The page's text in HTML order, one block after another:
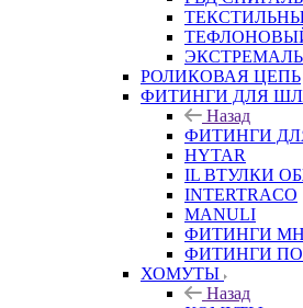
РОЛИКОВАЯ ЦЕПЬ
ФИТИНГИ ДЛЯ
Назад
ФИТИНГИ
HYTAR
IL ВТУЛКИ
INTERTRACO
MANULI
ФИТИНГИ
ФИТИНГИ
ХОМУТЫ
Назад